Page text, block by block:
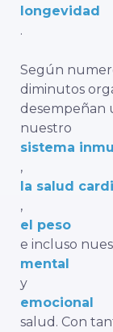
longevidad
.
Según
diminutos
desempeñan
nuestro
sistema
,
la salud
,
el peso
e incluso
mental
y
emocional
salud. Con